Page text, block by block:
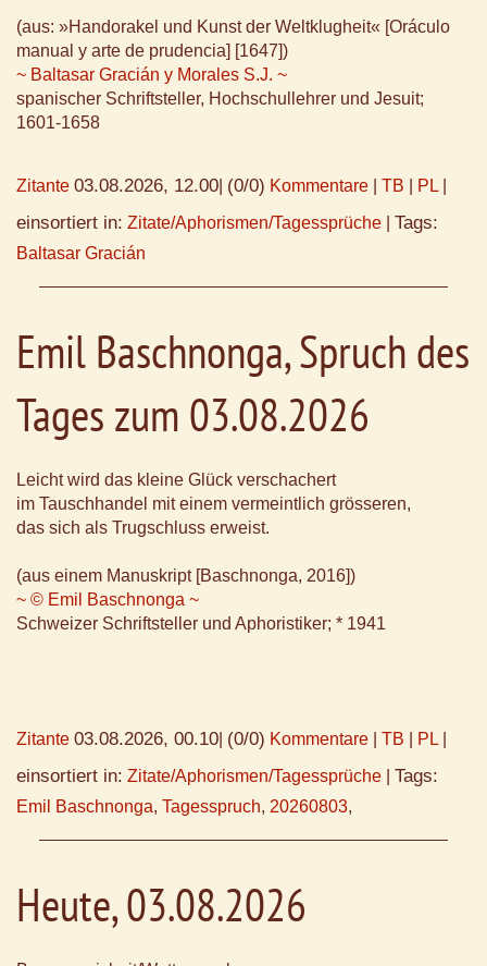
(aus: »Handorakel und Kunst der Weltklugheit« [Oráculo
manual y arte de prudencia] [1647])
~ Baltasar Gracián y Morales S.J. ~
spanischer Schriftsteller, Hochschullehrer und Jesuit;
1601-1658
Zitante 03.08.2026, 12.00 (0/0) Kommentare TB PL
einsortiert in: Zitate/Aphorismen/Tagessprüche Tags:
Baltasar Gracián
Emil Baschnonga, Spruch des
Tages zum 03.08.2026
Leicht wird das kleine Glück verschachert
im Tauschhandel mit einem vermeintlich grösseren,
das sich als Trugschluss erweist.
(aus einem Manuskript [Baschnonga, 2016])
~ © Emil Baschnonga ~
Schweizer Schriftsteller und Aphoristiker; * 1941
Zitante 03.08.2026, 00.10 (0/0) Kommentare TB PL
einsortiert in: Zitate/Aphorismen/Tagessprüche Tags:
Emil Baschnonga, Tagesspruch, 20260803,
Heute, 03.08.2026